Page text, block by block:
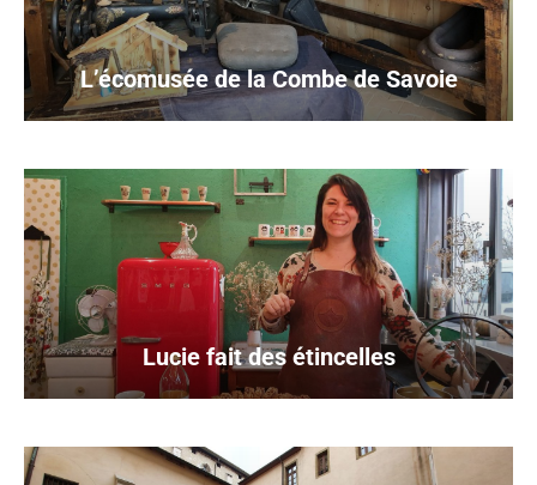
L’écomusée de la Combe de Savoie
Lucie fait des étincelles